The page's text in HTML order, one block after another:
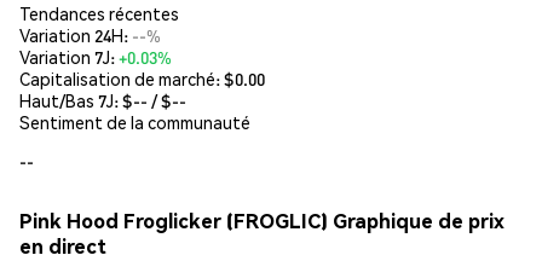
Tendances récentes
Variation 24H: --%
Variation 7J:+0.03%
Capitalisation de marché:$0.00
Haut/Bas 7J: $-- / $--
Sentiment de la communauté
--
Pink Hood Froglicker (FROGLIC) Graphique de prix
en direct